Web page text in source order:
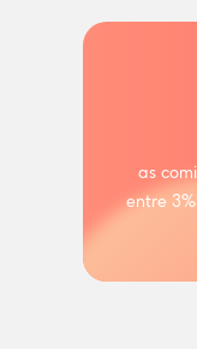
as
entre